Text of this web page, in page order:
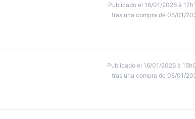
Publicado el 16/01/2026 à
tras una compra de 05/01/
Publicado el 16/01/2026 à
tras una compra de 05/01/